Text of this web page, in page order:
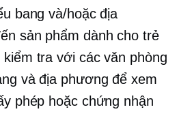
bang và/hoặc địa
sản phẩm dành cho trẻ
tra với các văn phòng
và địa phương để xem
phép hoặc chứng nhận